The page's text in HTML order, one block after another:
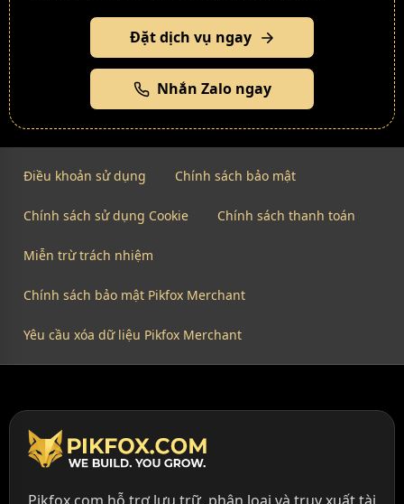
Đặt dịch vụ ngay
Nhắn Zalo ngay
Điều khoản sử dụng Chính sách bảo mật
Chính sách sử dụng Cookie Chính sách thanh toán
Miễn trừ trách nhiệm
Chính sách bảo mật Pikfox Merchant
Yêu cầu xóa dữ liệu Pikfox Merchant